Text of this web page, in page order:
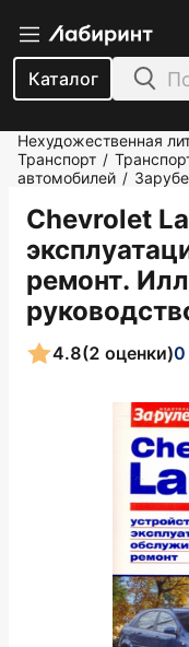
Каталог
Нехудожественная
Транспорт /
автомобилей /
Chevrolet
ремонт.
4.8(2 оценки)0